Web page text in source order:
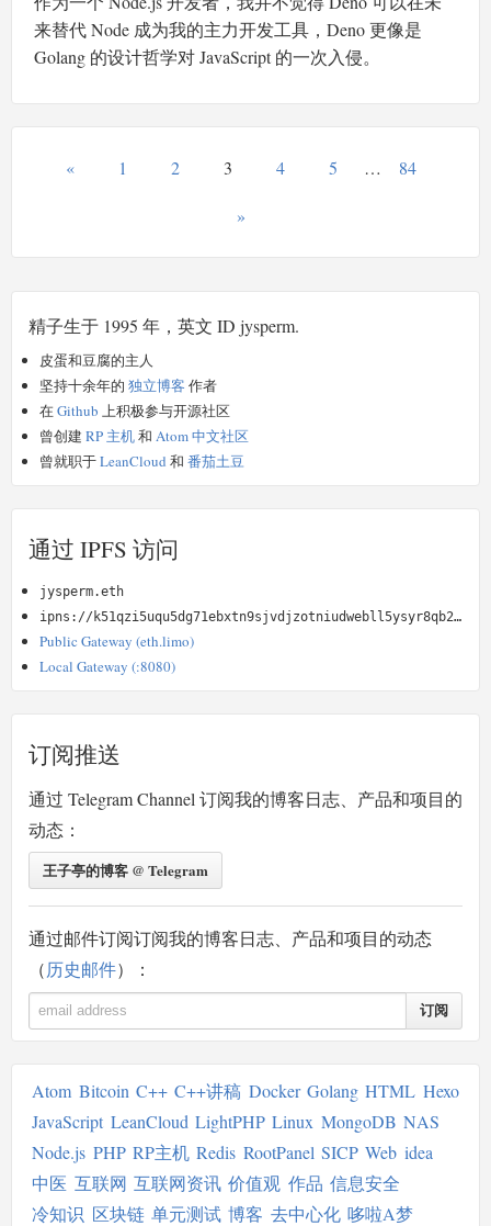
来替代 Node 成为我的主力开发工具，Deno 更像是
Golang 的设计哲学对 JavaScript 的一次入侵。
« 1 2 3 4 5 … 84
»
精子生于 1995 年，英文 ID jysperm.
皮蛋和豆腐的主人
坚持十余年的 独立博客 作者
在Github 上积极参与开源社区
曾创建 RP 主机和 Atom 中文社区
曾就职于LeanCloud 和 番茄土豆
通过 IPFS 访问
jysperm.eth
ipns://k51qzi5uqu5dg71ebxtn9sjvdjzotniudwebll5ysyr8qb2kz4oimyydvu9n5u
Public Gateway (eth.limo)
Local Gateway (:8080)
订阅推送
通过 Telegram Channel 订阅我的博客日志、产品和项目的
动态：
王子亭的博客 @ Telegram
通过邮件订阅订阅我的博客日志、产品和项目的动态
（历史邮件）：
订阅
Atom Bitcoin C++ C++讲稿 Docker Golang HTML Hexo
JavaScript LeanCloud LightPHP Linux MongoDB NAS
Node.js PHP RP主机 Redis RootPanel SICP Web idea
中医 互联网 互联网资讯 价值观 作品 信息安全
冷知识 区块链 单元测试 博客 去中心化 哆啦A梦